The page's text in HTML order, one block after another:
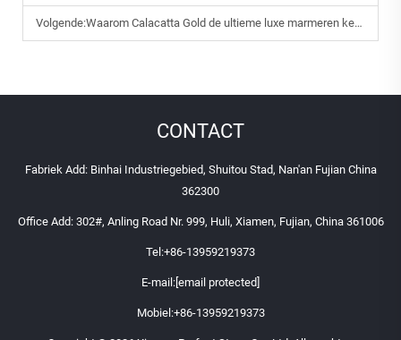
Volgende:Waarom Calacatta Gold de ultieme luxe marmeren keuze is
CONTACT
Fabriek Add: Binhai Industriegebied, Shuitou Stad, Nan'an Fujian China
362300
Office Add: 302#, Anling Road Nr. 999, Huli, Xiamen, Fujian, China 361006
Tel:+86-13959219373
E-mail: [email protected]
Mobiel:+86-13959219373